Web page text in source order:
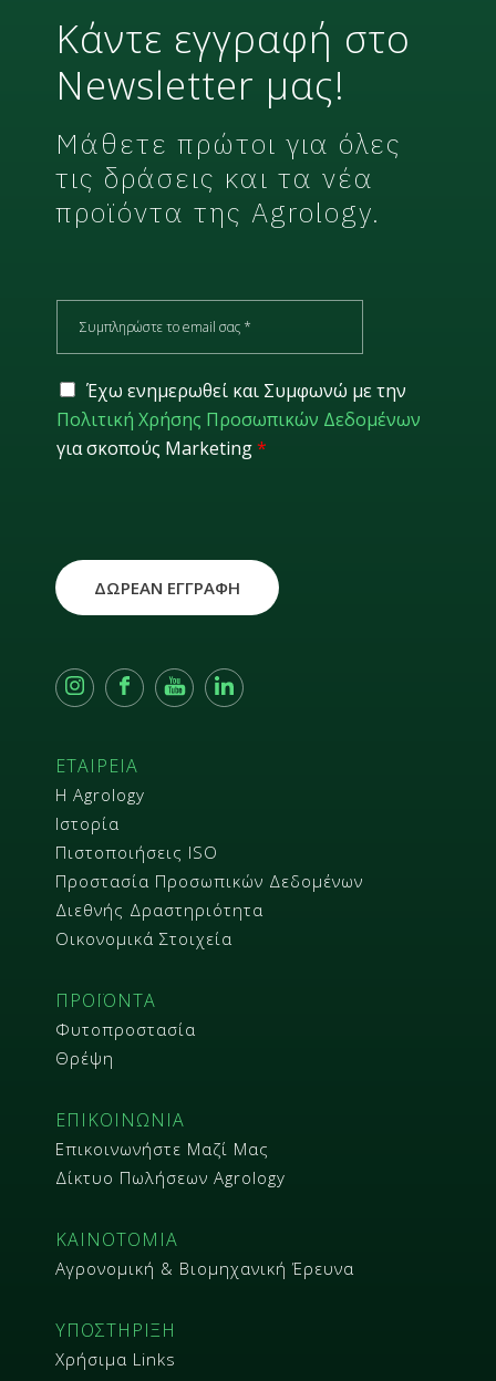
Κάντε εγγραφή στο
Newsletter μας!
Μάθετε πρώτοι για όλες
τις δράσεις και τα νέα
προϊόντα της Agrology.
ΕΤΑΙΡΕΙΑ
Η Agrology
Ιστορία
Πιστοποιήσεις ISO
Προστασία Προσωπικών Δεδομένων
Διεθνής Δραστηριότητα
Οικονομικά Στοιχεία
ΠΡΟΪΟΝΤΑ
Φυτοπροστασία
Θρέψη
ΕΠΙΚΟΙΝΩΝΙΑ
Επικοινωνήστε Μαζί Μας
Δίκτυο Πωλήσεων Agrology
ΚΑΙΝΟΤΟΜΙΑ
Αγρονομική & Βιομηχανική Έρευνα
ΥΠΟΣΤΗΡΙΞΗ
Χρήσιμα Links
a
l
*
G
D
P
R
Έχω ενημερωθεί και Συμφωνώ με την
Πολιτική Χρήσης Προσωπικών Δεδομένων
για σκοπούς Marketing*
ΔΩΡΕΑΝ ΕΓΓΡΑΦΗ